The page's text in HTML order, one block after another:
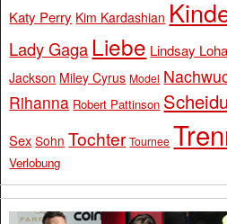
Katy Perry Kim Kardashian
Lady Gaga Liebe Lindsay
Jackson Miley Cyrus Model
Rihanna Robert Pattinson
Sex Sohn Tochter Tournee
Verlobung